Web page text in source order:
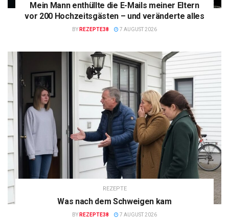
Mein Mann enthüllte die E-Mails meiner Eltern
vor 200 Hochzeitsgästen – und veränderte alles
BY REZEPTE38 7 AUGUST 2026
REZEPTE
Was nach dem Schweigen kam
BY REZEPTE38 7 AUGUST 2026